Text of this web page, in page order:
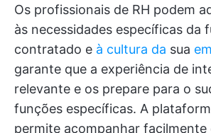
Os profissionais de RH podem
às necessidades específicas da
contratado e à cultura da sua
garante que a experiência de
relevante e os prepare para o
funções específicas. A
permite acompanhar facilmente